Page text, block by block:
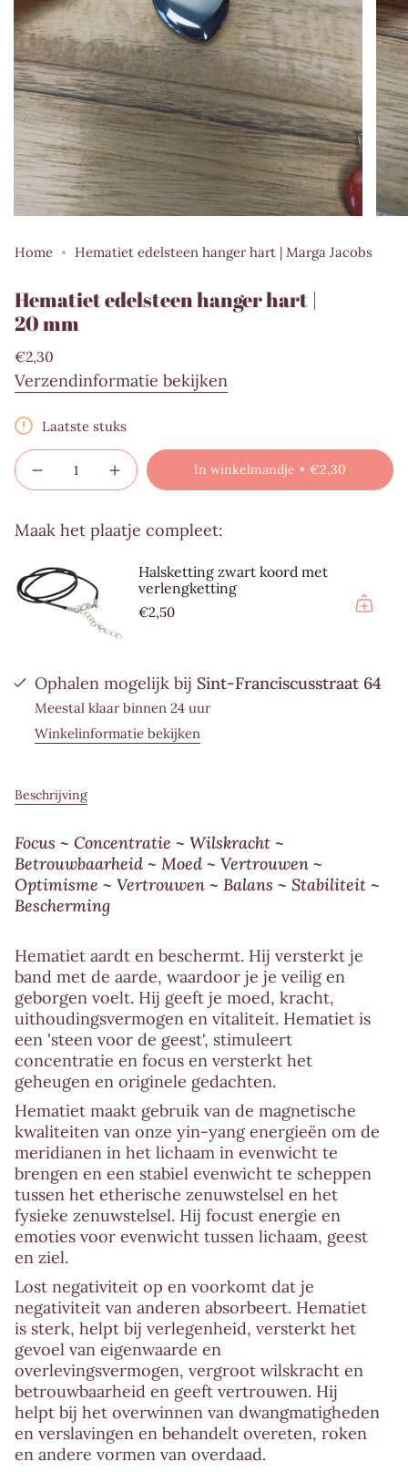
Home Hematiet edelsteen hanger hart | Marga Jacobs
Hematiet edelsteen hanger hart |
20 mm
Normale
prijs
€2,30
Verzendinformatie bekijken
Laatste stuks
{"multiples_of"=>"Te
bestellen
{{
quantity
"minimum_of"=>"Minimum
{{
{{
quantity
class=\"quantity-
{{
quantity
}}
</span>
"decrease"=>"Aantal
verminderen
voor
{{
product
}}"}
Aantal
verminderen
edelsteen
hanger
20
mm
Verhoog
de
-
Hematiet
hanger
hart
mm"
In winkelmandje €2,30
Maak het plaatje compleet:
Halsketting zwart koord met
verlengketting
€2,50
Ophalen mogelijk bij Sint-Franciscusstraat 64
Meestal klaar binnen 24 uur
Winkelinformatie bekijken
Beschrijving
Focus ~ Concentratie ~ Wilskracht ~
Betrouwbaarheid ~ Moed ~ Vertrouwen ~
Optimisme ~ Vertrouwen ~ Balans ~ Stabiliteit ~
Bescherming
Hematiet aardt en beschermt. Hij versterkt je
band met de aarde, waardoor je je veilig en
geborgen voelt. Hij geeft je moed, kracht,
uithoudingsvermogen en vitaliteit. Hematiet is
een 'steen voor de geest', stimuleert
concentratie en focus en versterkt het
geheugen en originele gedachten.
Hematiet maakt gebruik van de magnetische
kwaliteiten van onze yin-yang energieën om de
meridianen in het lichaam in evenwicht te
brengen en een stabiel evenwicht te scheppen
tussen het etherische zenuwstelsel en het
fysieke zenuwstelsel. Hij focust energie en
emoties voor evenwicht tussen lichaam, geest
en ziel.
Lost negativiteit op en voorkomt dat je
negativiteit van anderen absorbeert. Hematiet
is sterk, helpt bij verlegenheid, versterkt het
gevoel van eigenwaarde en
overlevingsvermogen, vergroot wilskracht en
betrouwbaarheid en geeft vertrouwen. Hij
helpt bij het overwinnen van dwangmatigheden
en verslavingen en behandelt overeten, roken
en andere vormen van overdaad.